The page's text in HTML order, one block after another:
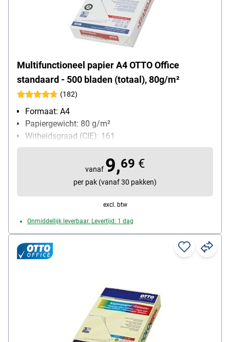
Multifunctioneel papier A4 OTTO Office
standaard - 500 bladen (totaal), 80g/m²
(182)
Formaat: A4
Papiergewicht: 80 g/m²
Witheidsgraad (CIE): 161
Inhoud per pak: 500 bladen
vanaf 9,69 €
per pak (vanaf 30 pakken)
excl. btw
Onmiddellijk leverbaar. Levertijd: 1 dag